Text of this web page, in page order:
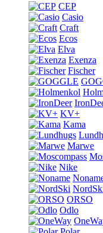
CEP
Casio
Craft
Ecos
Elva
Exenza
Fischer
KV+
Kama
Marwe
Nike
ORSO
Odlo